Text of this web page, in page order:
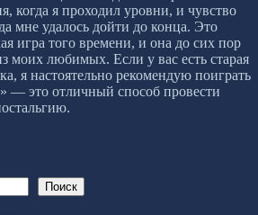
когда я проходил уровни, и чувство
мне удалось дойти до конца. Это
игра того времени, и она до сих пор
моих любимых. Если у вас есть старая
я настоятельно рекомендую поиграть
— это отличный способ провести
Поиск